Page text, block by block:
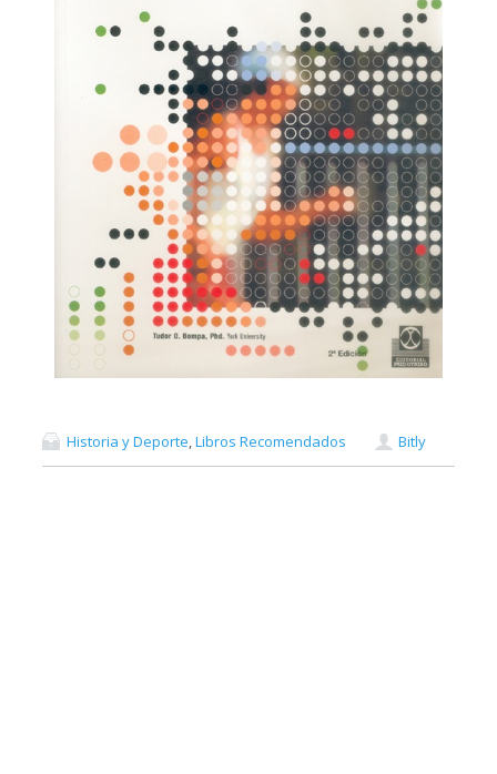
Historia y Deporte,Libros Recomendados Bitly